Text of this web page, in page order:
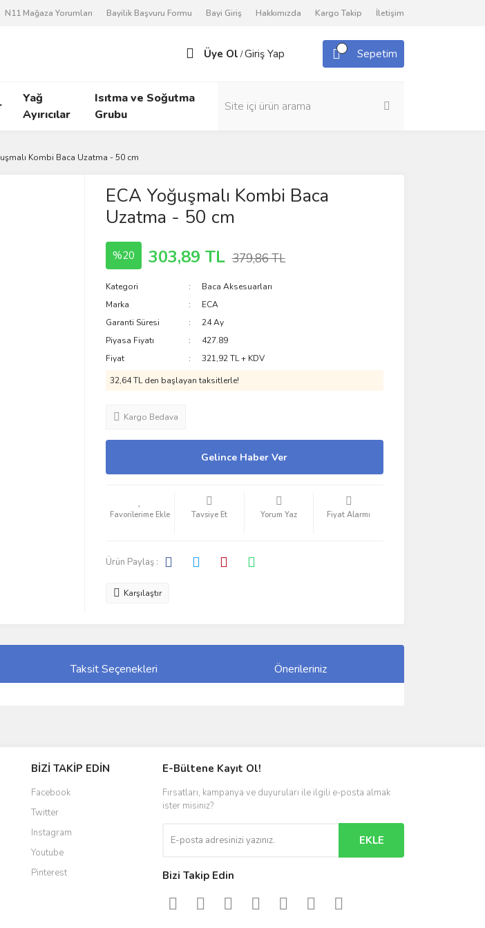
N11 Mağaza Yorumları Bayilik Başvuru Formu Bayi Giriş Hakkımızda Kargo Takip İletişim
Üye Ol /Giriş Yap Sepetim
Yağ
Ayırıcılar
Isıtma ve Soğutma
Grubu
Kombi Baca Uzatma - 50 cm
ECA Yoğuşmalı Kombi Baca
Uzatma - 50 cm
%20 303,89 TL 379,86 TL
Kategori
Baca Aksesuarları
Marka
ECA
Garanti Süresi
24 Ay
Piyasa Fiyatı
427.89
Fiyat
321,92 TL + KDV
32,64 TL den başlayan taksitlerle!
Kargo Bedava
Gelince Haber Ver
Tavsiye Et Yorum Yaz Fiyat Alarmı
Ürün Paylaş :
Karşılaştır
Taksit Seçenekleri Önerileriniz
BİZİ TAKİP EDİN
Facebook
Twitter
Instagram
Youtube
Pinterest
E-Bültene Kayıt Ol!
Fırsatları, kampanya ve duyuruları ile ilgili e-posta almak
ister misiniz?
EKLE
Bizi Takip Edin